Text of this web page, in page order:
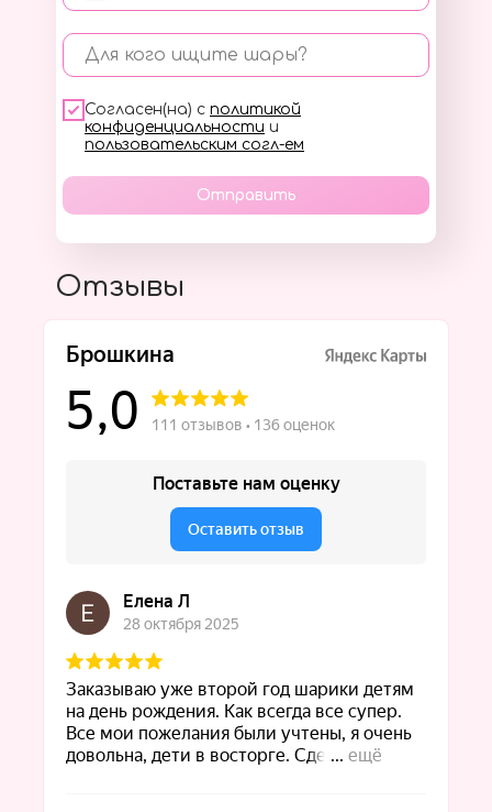
Для кого ищите шары?
Согласен(на) с политикой
конфиденциальности и
пользовательским согл-ем
Отправить
Отзывы